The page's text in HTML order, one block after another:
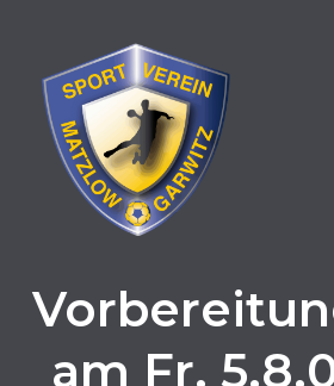
springen
am Fr.